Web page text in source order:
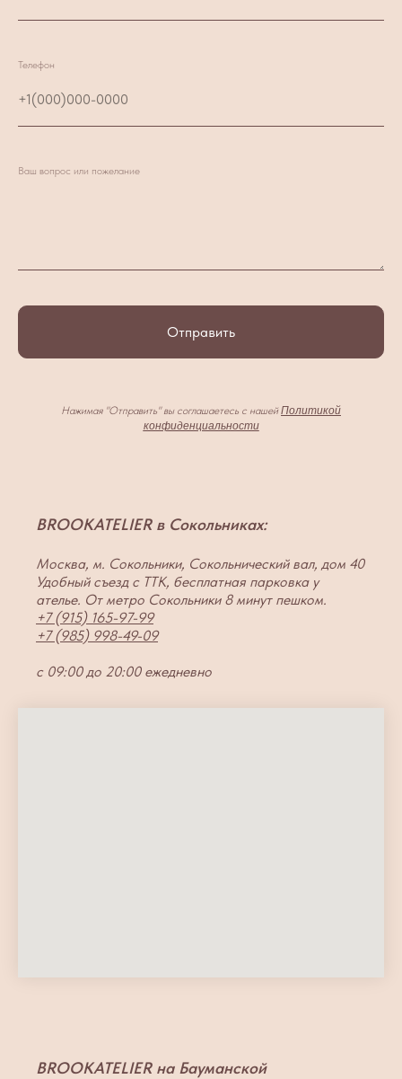
Телефон
Ваш вопрос или пожелание
Отправить
Нажимая "Отправить" вы соглашаетесь с нашейПолитикой
конфиденциальности
BROOKATELIER в Сокольниках:
Москва, м. Сокольники, Сокольнический вал, дом 40
Удобный съезд с ТТК, бесплатная парковка у
ателье. От метро Сокольники 8 минут пешком.
+7 (915) 165-97-99
+7 (985) 998-49-09
с 09:00 до 20:00 ежедневно
BROOKATELIER на Бауманской